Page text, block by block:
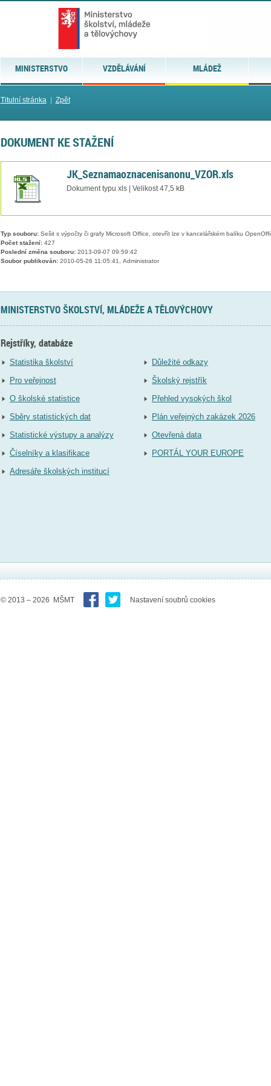
MINISTERSTVO VZDĚLÁVÁNÍ MLÁDEŽ
Titulní stránka| Zpět
DOKUMENT KE STAŽENÍ
JK_Seznamaoznacenisanonu_VZOR.xls
Dokument typu xls | Velikost 47,5 kB
Typ souboru:Sešit s výpočty či grafy Microsoft Office, otevřít lze v kancelářském balíku
Počet stažení:427
Poslední změna souboru:2013-09-07 09:59:42
Soubor publikován:2010-05-26 11:05:41, Administrator
MINISTERSTVO ŠKOLSTVÍ, MLÁDEŽE A TĚLOVÝCHOVY
Rejstříky, databáze
Statistika školství
Pro veřejnost
O školské statistice
Sběry statistických dat
Statistické výstupy a analýzy
Číselníky a klasifikace
Adresáře školských institucí
Důležité odkazy
Školský rejstřík
Přehled vysokých škol
Plán veřejných zakázek 2026
Otevřená data
PORTÁL YOUR EUROPE
© 2013 – 2026 MŠMT Nastavení soubrů cookies